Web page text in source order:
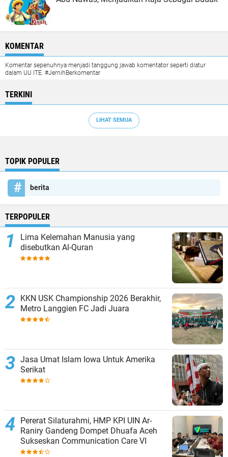
KOMENTAR
Komentar sepenuhnya menjadi tanggung jawab komentator seperti diatur
dalam UU ITE. #JernihBerkomentar
TERKINI
LIHAT SEMUA
TOPIK POPULER
berita
TERPOPULER
Lima Kelemahan Manusia yang
disebutkan Al-Quran
KKN USK Championship 2026 Berakhir,
Metro Langgien FC Jadi Juara
Jasa Umat Islam Iowa Untuk Amerika
Serikat
Pererat Silaturahmi, HMP KPI UIN Ar-
Raniry Gandeng Dompet Dhuafa Aceh
Sukseskan Communication Care VI